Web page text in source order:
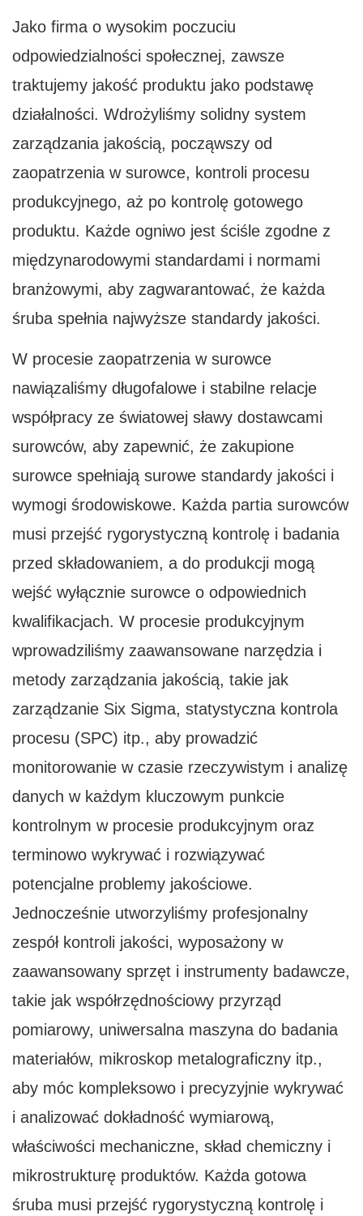
Jako firma o wysokim poczuciu
odpowiedzialności społecznej, zawsze
traktujemy jakość produktu jako podstawę
działalności. Wdrożyliśmy solidny system
zarządzania jakością, począwszy od
zaopatrzenia w surowce, kontroli procesu
produkcyjnego, aż po kontrolę gotowego
produktu. Każde ogniwo jest ściśle zgodne z
międzynarodowymi standardami i normami
branżowymi, aby zagwarantować, że każda
śruba spełnia najwyższe standardy jakości.
W procesie zaopatrzenia w surowce
nawiązaliśmy długofalowe i stabilne relacje
współpracy ze światowej sławy dostawcami
surowców, aby zapewnić, że zakupione
surowce spełniają surowe standardy jakości i
wymogi środowiskowe. Każda partia surowców
musi przejść rygorystyczną kontrolę i badania
przed składowaniem, a do produkcji mogą
wejść wyłącznie surowce o odpowiednich
kwalifikacjach. W procesie produkcyjnym
wprowadziliśmy zaawansowane narzędzia i
metody zarządzania jakością, takie jak
zarządzanie Six Sigma, statystyczna kontrola
procesu (SPC) itp., aby prowadzić
monitorowanie w czasie rzeczywistym i analizę
danych w każdym kluczowym punkcie
kontrolnym w procesie produkcyjnym oraz
terminowo wykrywać i rozwiązywać
potencjalne problemy jakościowe.
Jednocześnie utworzyliśmy profesjonalny
zespół kontroli jakości, wyposażony w
zaawansowany sprzęt i instrumenty badawcze,
takie jak współrzędnościowy przyrząd
pomiarowy, uniwersalna maszyna do badania
materiałów, mikroskop metalograficzny itp.,
aby móc kompleksowo i precyzyjnie wykrywać
i analizować dokładność wymiarową,
właściwości mechaniczne, skład chemiczny i
mikrostrukturę produktów. Każda gotowa
śruba musi przejść rygorystyczną kontrolę i